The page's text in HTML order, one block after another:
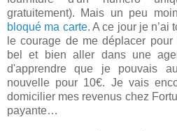
gratuitement). Mais un peu
bloqué ma carte. A ce jour je n’ai
le courage de me déplacer
bel et bien aller dans une
d'apprendre que je pouvais
nouvelle pour 10€. Je vais
domicilier mes revenus chez
payante…